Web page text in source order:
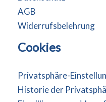
AGB
Widerrufsbelehrung
Cookies
Privatsphäre-
Historie der